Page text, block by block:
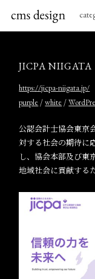
JICPA NIIGATA
https://jicpa-niigata.jp/
purple /white /
公認会計士協会東京
対する社会の期待に
し、協会本部及び東
地域社会に貢献する